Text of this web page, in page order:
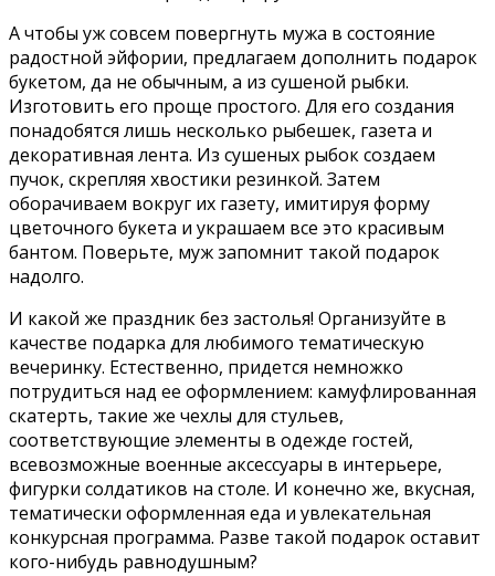
А чтобы уж совсем повергнуть мужа в состояние
радостной эйфории, предлагаем дополнить подарок
букетом, да не обычным, а из сушеной рыбки.
Изготовить его проще простого. Для его создания
понадобятся лишь несколько рыбешек, газета и
декоративная лента. Из сушеных рыбок создаем
пучок, скрепляя хвостики резинкой. Затем
оборачиваем вокруг их газету, имитируя форму
цветочного букета и украшаем все это красивым
бантом. Поверьте, муж запомнит такой подарок
надолго.
И какой же праздник без застолья! Организуйте в
качестве подарка для любимого тематическую
вечеринку. Естественно, придется немножко
потрудиться над ее оформлением: камуфлированная
скатерть, такие же чехлы для стульев,
соответствующие элементы в одежде гостей,
всевозможные военные аксессуары в интерьере,
фигурки солдатиков на столе. И конечно же, вкусная,
тематически оформленная еда и увлекательная
конкурсная программа. Разве такой подарок оставит
кого-нибудь равнодушным?